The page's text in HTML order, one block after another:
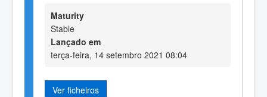
Maturity
Stable
Lançado em
terça-feira, 14 setembro 2021 08:04
Ver ficheiros